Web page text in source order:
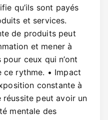
qu’ils sont payés
et services.
de produits peut
et mener à
ceux qui n’ont
ce rythme. • Impact
constante à
peut avoir un
mentale des